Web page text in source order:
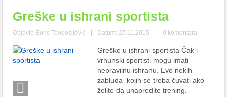
Greške u ishrani sportista
Objavio Boris Teodosijević Datum: 27.11.2015. 0 komentara
Greške u ishrani sportista Čak i
vrhunski sportisti mogu imati
nepravilnu ishranu. Evo nekih
zabluda kojih se treba čuvati ako
želite da unapredite trening.